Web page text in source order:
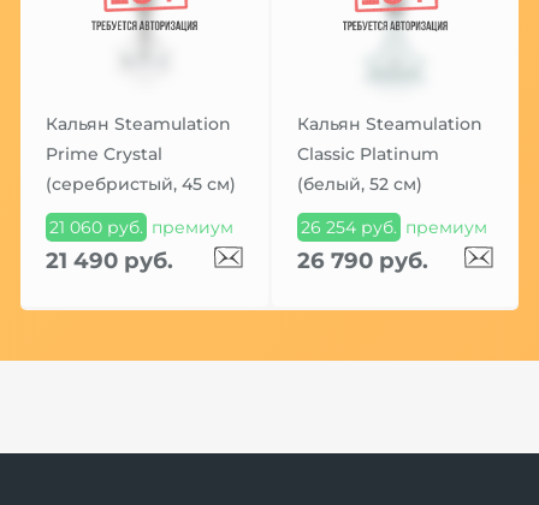
Кальян Steamulation
Prime Crystal
(серебристый, 45 см)
21 060 руб. премиум
21 490 руб.
Кальян Steamulation
Classic Platinum
(белый, 52 см)
26 254 руб. премиум
26 790 руб.